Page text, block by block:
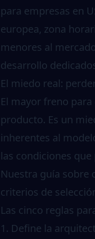
para empresas en
europea, zona
menores al
desarrollo
El miedo real:
El mayor freno para
producto. Es un
inherentes al
las condiciones
Nuestra guía sobre
criterios de
Las cinco reglas
1. Define la